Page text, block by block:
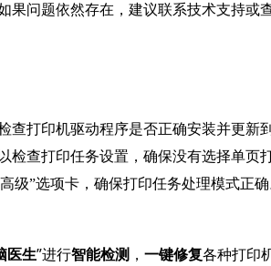
果问题依然存在，建议联系技术支持或
查打印机驱动程序是否正确安装并更新
检查打印任务设置，确保没有选择单页
级”选项卡，确保打印任务处理模式正
医生”进行智能检测 ， 一键修复各种打印